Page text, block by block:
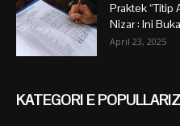
Praktek “Titip
Nizar : Ini
April 23, 2025
KATEGORI E